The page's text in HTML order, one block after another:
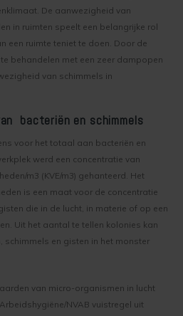
De aanwezigheid van
in ruimten speelt een belangrijke rol
een ruimte teniet te doen. Door de
behandelen met een zeer dampopen
van schimmels in
bacteriën en schimmels
voor het totaal aan bacteriën en
werd een concentratie van
m3 (KVE/m3) gehanteerd. Het
is een maat voor de concentratie
die in de lucht, in materie of op een
Uit het aantal te tellen kolonies kan
schimmels en gisten in het monster
van micro-organismen in lucht
NVAB vuistregel uit